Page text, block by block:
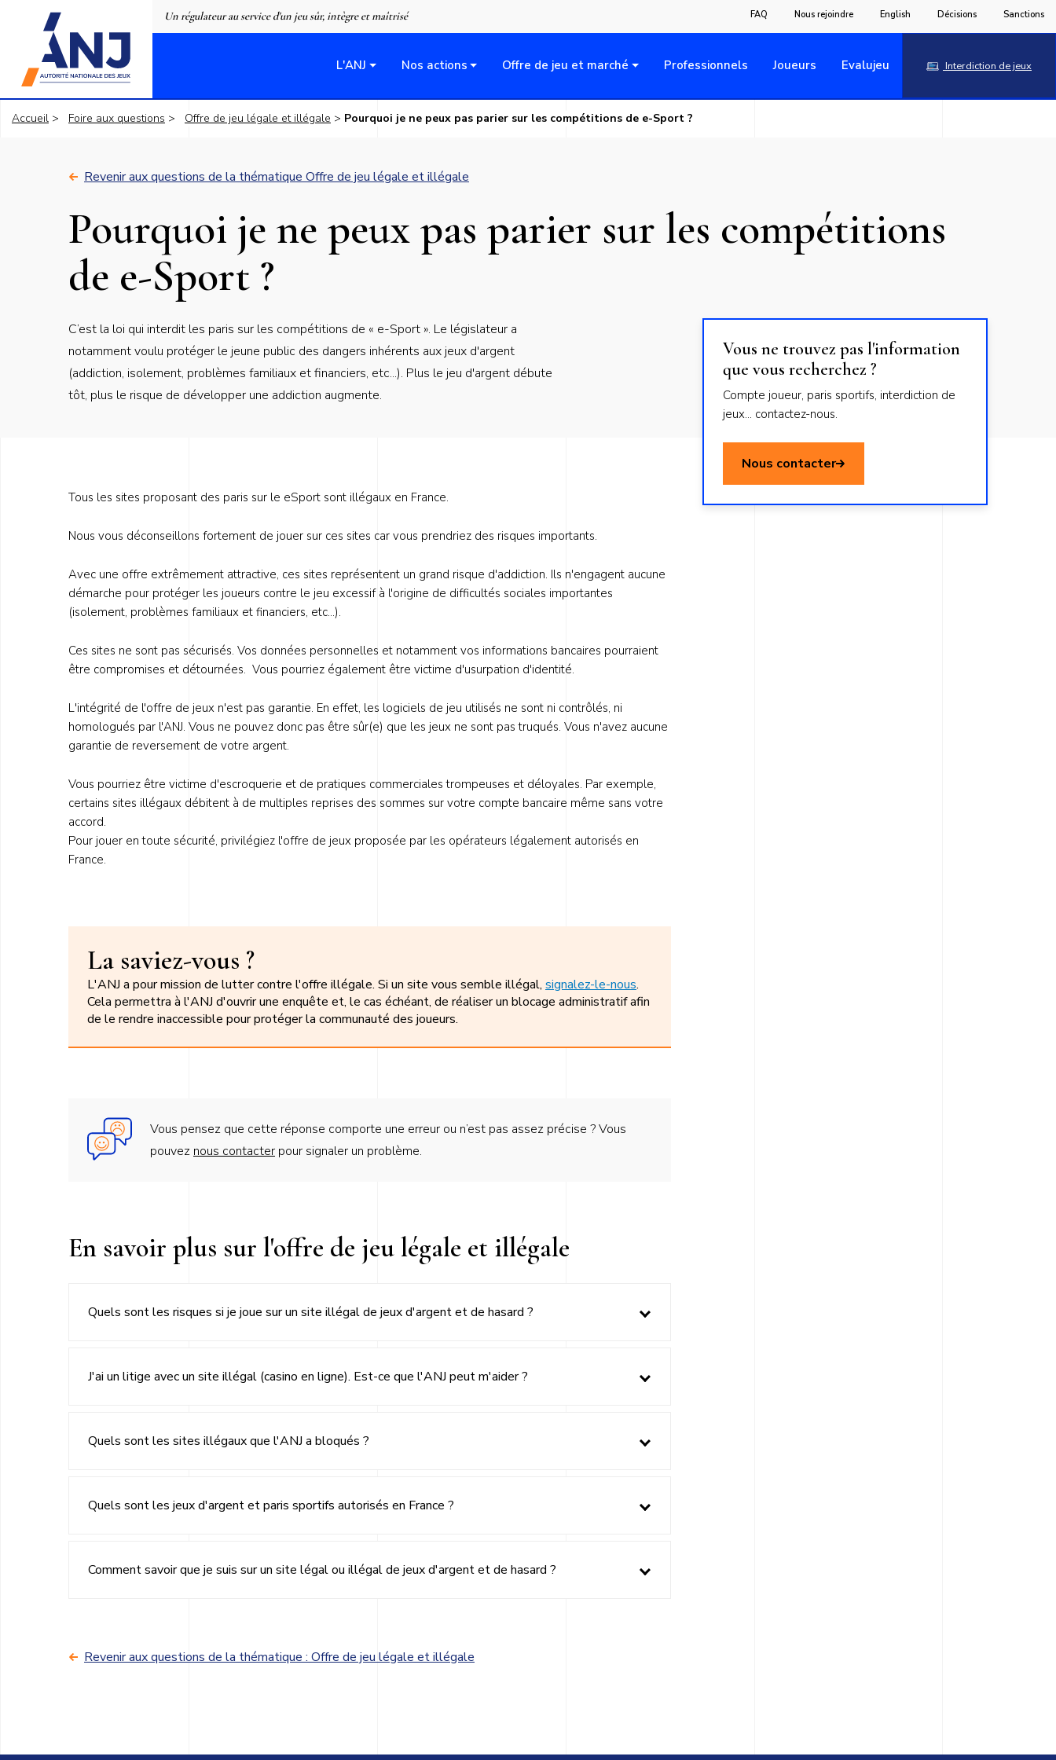
au
principal
accueil
Un régulateur au service d'un jeu sûr, intègre et maîtrisé FAQ Nous rejoindre English Décisions Sanctions
L'ANJ Nos actions Offre de jeu et marché Professionnels Joueurs Evalujeu Interdiction de jeux
Accueil Foire aux questions Offre de jeu légale et illégale Pourquoi je ne peux pas parier sur les compétitions de e-Sport ?
Revenir aux questions de la thématique Offre de jeu légale et illégale
Pourquoi je ne peux pas parier sur les compétitions
de e-Sport ?
Réponse
courte
C’est la loi qui interdit les paris sur les compétitions de « e-Sport ». Le législateur a
notamment voulu protéger le jeune public des dangers inhérents aux jeux d'argent
(addiction, isolement, problèmes familiaux et financiers, etc...). Plus le jeu d'argent débute
tôt, plus le risque de développer une addiction augmente.
Contenu
joueur)
Tous les sites proposant des paris sur le eSport sont illégaux en France.
Nous vous déconseillons fortement de jouer sur ces sites car vous prendriez des risques importants.
Avec une offre extrêmement attractive, ces sites représentent un grand risque d'addiction. Ils n'engagent aucune
démarche pour protéger les joueurs contre le jeu excessif à l'origine de difficultés sociales importantes
(isolement, problèmes familiaux et financiers, etc...).
Ces sites ne sont pas sécurisés. Vos données personnelles et notamment vos informations bancaires pourraient
être compromises et détournées. Vous pourriez également être victime d'usurpation d'identité.
L'intégrité de l'offre de jeux n'est pas garantie. En effet, les logiciels de jeu utilisés ne sont ni contrôlés, ni
homologués par l'ANJ. Vous ne pouvez donc pas être sûr(e) que les jeux ne sont pas truqués. Vous n'avez aucune
garantie de reversement de votre argent.
Vous pourriez être victime d'escroquerie et de pratiques commerciales trompeuses et déloyales. Par exemple,
certains sites illégaux débitent à de multiples reprises des sommes sur votre compte bancaire même sans votre
accord.
Pour jouer en toute sécurité, privilégiez l'offre de jeux proposée par les opérateurs légalement autorisés en
France.
La saviez-vous ?
L'ANJ a pour mission de lutter contre l'offre illégale. Si un site vous semble illégal, signalez-le-nous.
Cela permettra à l'ANJ d'ouvrir une enquête et, le cas échéant, de réaliser un blocage administratif afin
de le rendre inaccessible pour protéger la communauté des joueurs.
Vous pensez que cette réponse comporte une erreur ou n’est pas assez précise ? Vous
pouvez nous contacter pour signaler un problème.
Titre
bloc
En savoir plus sur l'offre de jeu légale et illégale
Quels sont les risques si je joue sur un site illégal de jeux d'argent et de hasard ?
J'ai un litige avec un site illégal (casino en ligne). Est-ce que l'ANJ peut m'aider ?
Quels sont les sites illégaux que l'ANJ a bloqués ?
Quels sont les jeux d'argent et paris sportifs autorisés en France ?
Comment savoir que je suis sur un site légal ou illégal de jeux d'argent et de hasard ?
Revenir aux questions de la thématique : Offre de jeu légale et illégale
Vous ne trouvez pas l'information
que vous recherchez ?
Compte joueur, paris sportifs, interdiction de
jeux... contactez-nous.
Nous contacter
Panneau de gestion des cookies